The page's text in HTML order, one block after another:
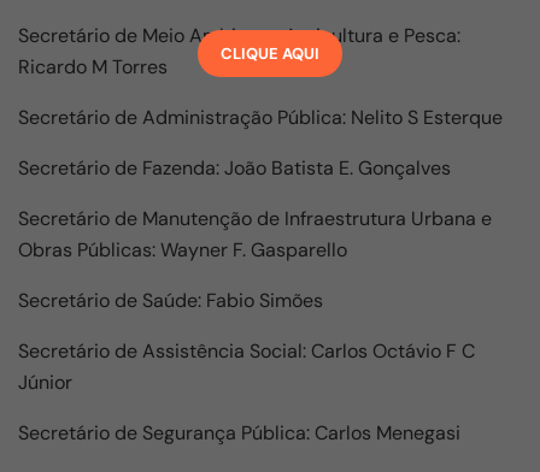
Secretário de Meio Ambiente, Agricultura e Pesca:
Ricardo M Torres
Secretário de Administração Pública: Nelito S Esterque
Secretário de Fazenda: João Batista E. Gonçalves
Secretário de Manutenção de Infraestrutura Urbana e
Obras Públicas: Wayner F. Gasparello
Secretário de Saúde: Fabio Simões
Secretário de Assistência Social: Carlos Octávio F C
Júnior
Secretário de Segurança Pública: Carlos Menegasi
CLIQUE AQUI